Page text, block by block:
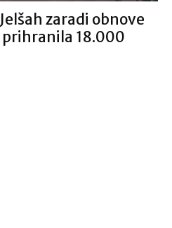
zaradi obnove
18.000